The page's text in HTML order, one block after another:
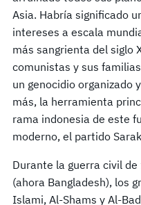
Asia. Habría significado
intereses a escala
más sangrienta del siglo
comunistas y sus
un genocidio organizado
más, la herramienta
rama indonesia de este
moderno, el partido
Durante la guerra civil
(ahora Bangladesh), los
Islami, Al-Shams y Al-